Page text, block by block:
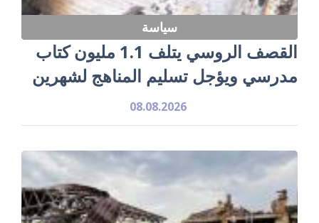
سياسة
القصف الروسي يتلف 1.1 مليون كتاب
مدرسي ويؤجل تسليم المناهج لشهرين
08.08.2026